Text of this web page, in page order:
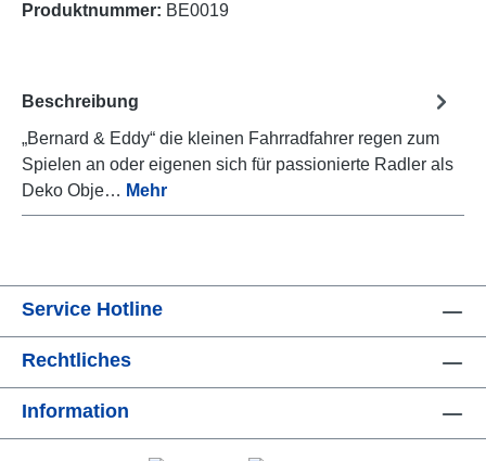
Produktnummer: BE0019
Beschreibung
„Bernard & Eddy“ die kleinen Fahrradfahrer regen zum
Spielen an oder eigenen sich für passionierte Radler als
Deko Obje… Mehr
Service Hotline
Rechtliches
Information